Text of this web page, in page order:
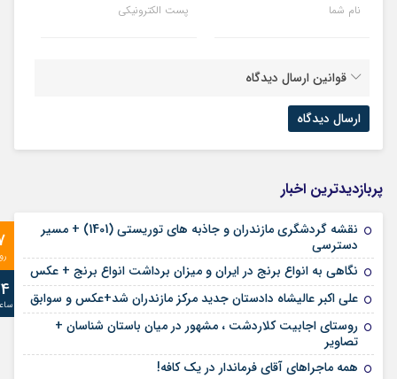
نام شما پست الکترونیکی
قوانین ارسال دیدگاه
پربازدیدترین اخبار
نقشه گردشگری مازندران و جاذبه های توریستی (1401) + مسیر
دسترسی
نگاهی به انواع برنج در ایران و میزان برداشت انواع برنج + عکس
علی‌ اکبر عالیشاه دادستان جدید مرکز مازندران شد+عکس و سوابق
روستای اجابیت کلاردشت ، مشهور در میان باستان شناسان +
تصاویر
همه ماجراهای آقای فرماندار در یک کافه!